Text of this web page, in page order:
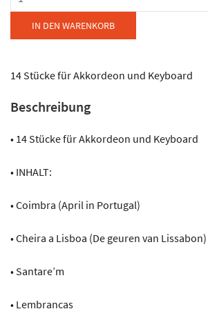
Productions
Heimwee
Portugal
IN DEN WARENKORB
14 Stücke für Akkordeon und Keyboard
Beschreibung
• 14 Stücke für Akkordeon und Keyboard
• INHALT:
• Coimbra (April in Portugal)
• Cheira a Lisboa (De geuren van Lissabon)
• Santare’m
• Lembrancas